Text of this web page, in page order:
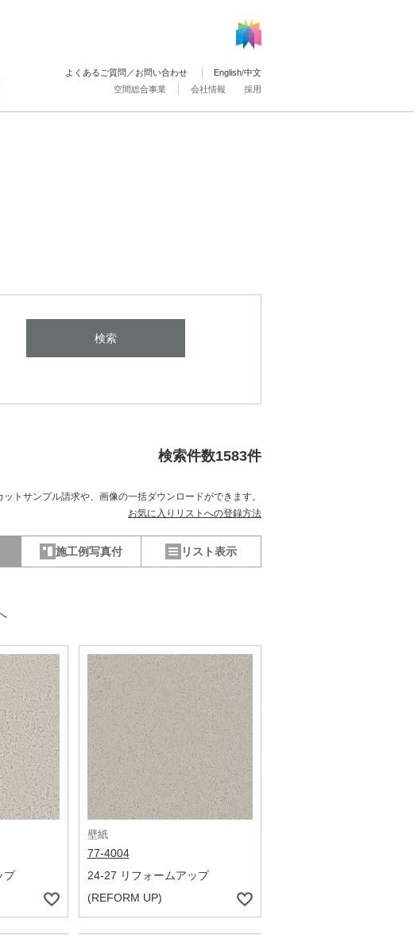
空間総合事業 会社情報 採用
よくあるご質問／お問い合わせ English/中文
検索
検索件数1583件
トサンプル請求や、 画像の一括ダウンロードができます。
お気に入りリストへの登録方法
施工例写真付 リスト表示
プ
壁紙
77-4004
24-27 リフォームアップ
(REFORM UP)